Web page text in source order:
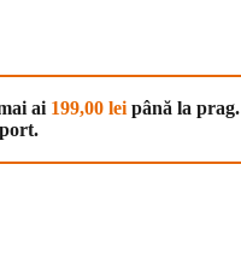
ai 199,00 leipână la prag.